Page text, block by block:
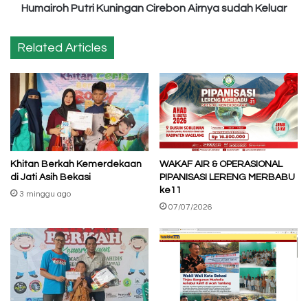
Airnya
Keluar
Humairoh Putri Kuningan Cirebon Airnya sudah Keluar
Related Articles
Khitan Berkah Kemerdekaan
di Jati Asih Bekasi
3 minggu ago
WAKAF AIR & OPERASIONAL
PIPANISASI LERENG MERBABU
ke11
07/07/2026